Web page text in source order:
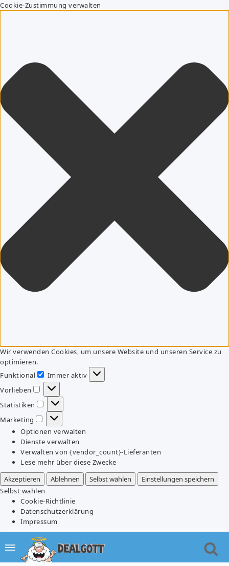
Cookie-Zustimmung verwalten
Wir verwenden Cookies, um unsere Website und unseren Service zu
optimieren.
Funktional
Funktional
Immer aktiv
Vorlieben
Vorlieben
Statistiken
Statistiken
Marketing
Marketing
Optionen verwalten
Dienste verwalten
Verwalten von {vendor_count}-Lieferanten
Lese mehr über diese Zwecke
Akzeptieren
Ablehnen Selbst wählen
Einstellungen speichern
Selbst wählen
Cookie-Richtlinie
Datenschutzerklärung
Impressum